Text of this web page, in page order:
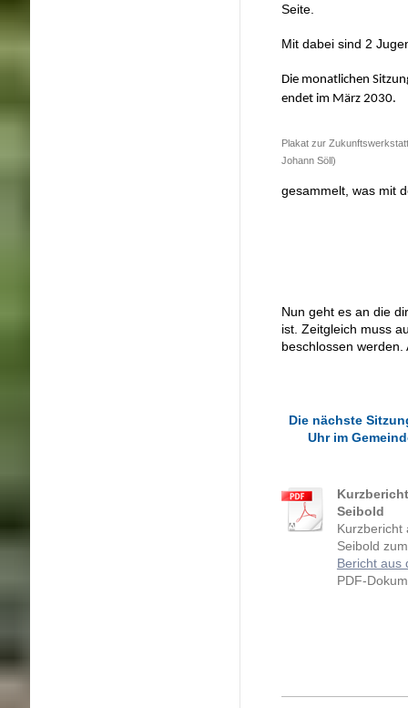
Seite.
Mit dabei sind 2
Die monatlichen
endet im März 2030.
Plakat zur
Johann Söll)
gesammelt, was mit
Nun geht es an die
ist. Zeitgleich muss
beschlossen
Die nächste
Uhr im
Seibold
Kurzbericht
Seibold
Bericht aus
PDF-